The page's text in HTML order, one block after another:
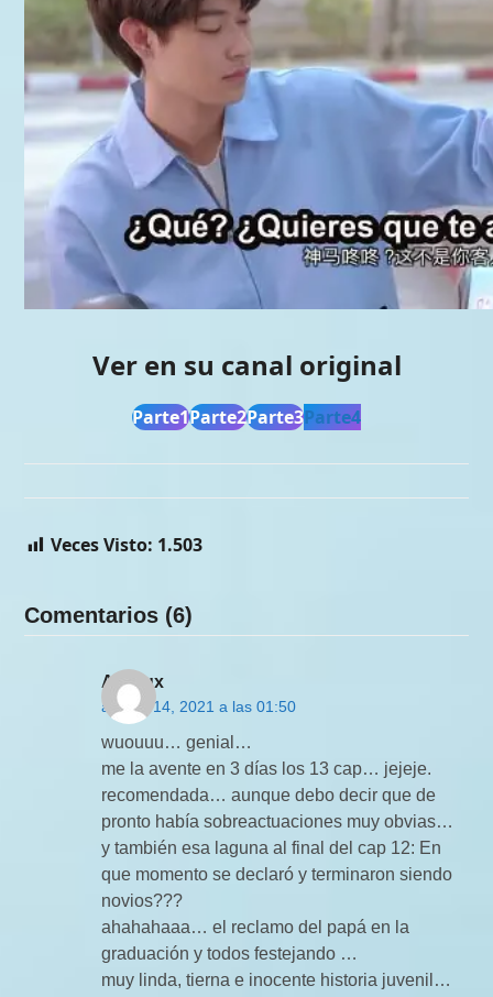
Ver en su canal original
Parte1Parte2Parte3Parte4
Veces Visto: 1.503
Comentarios (6)
Andrux
agosto 14, 2021 a las 01:50
wuouuu… genial…
me la avente en 3 días los 13 cap… jejeje.
recomendada… aunque debo decir que de
pronto había sobreactuaciones muy obvias…
y también esa laguna al final del cap 12: En
que momento se declaró y terminaron siendo
novios???
ahahahaaa… el reclamo del papá en la
graduación y todos festejando …
muy linda, tierna e inocente historia juvenil…